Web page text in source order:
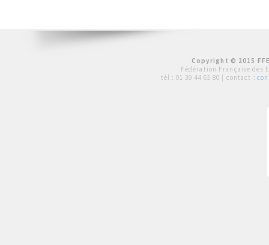
Copyright © 2015
Fédération Française des
tél : 01 39 44 65 80 | contact :